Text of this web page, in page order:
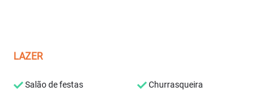
LAZER
Salão de festas Churrasqueira